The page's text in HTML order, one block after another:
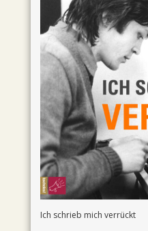
Ich schrieb mich verrückt